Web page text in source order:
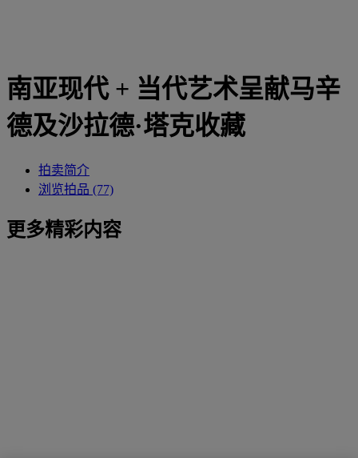
南亚现代 + 当代艺术呈献马辛
德及沙拉德·塔克收藏
拍卖简介
浏览拍品 (77)
更多精彩内容